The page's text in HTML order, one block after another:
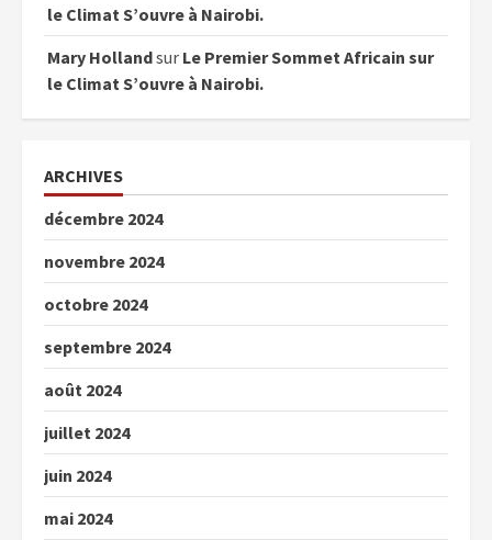
le Climat S’ouvre à Nairobi.
Mary Hollandsur Le Premier Sommet Africain sur
le Climat S’ouvre à Nairobi.
ARCHIVES
décembre 2024
novembre 2024
octobre 2024
septembre 2024
août 2024
juillet 2024
juin 2024
mai 2024